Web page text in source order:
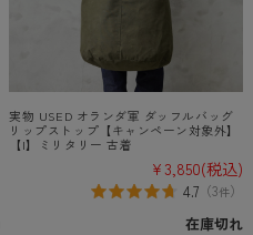
実物 USED オランダ軍 ダッフルバッグ
リップストップ【キャンペーン対象外】
【I】ミリタリー 古着
¥3,850(税込)
4.7 （3件）
在庫切れ